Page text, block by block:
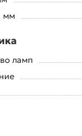
мм
ламп